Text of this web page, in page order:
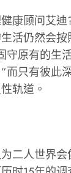
顾问艾迪
活仍然会
守原有的生
而只有彼此
轨道。
人世界会